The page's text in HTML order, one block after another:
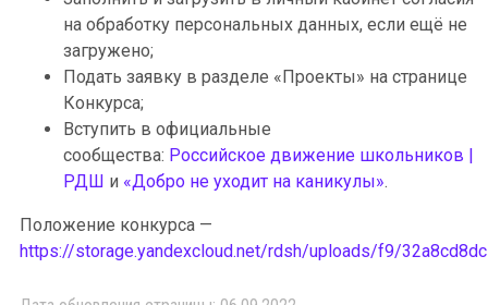
на обработку персональных данных, если ещё не
загружено;
Подать заявку в разделе «Проекты» на странице
Конкурса;
Вступить в официальные
сообщества: Российское движение школьников |
РДШ и «Добро не уходит на каникулы».
Положение конкурса —
https://storage.yandexcloud.net/rdsh/uploads/f9/